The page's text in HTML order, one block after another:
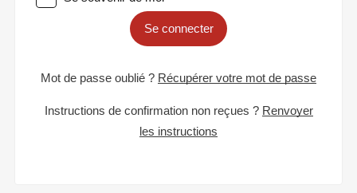
Se connecter
Mot de passe oublié ? Récupérer votre mot de passe
Instructions de confirmation non reçues ? Renvoyer
les instructions